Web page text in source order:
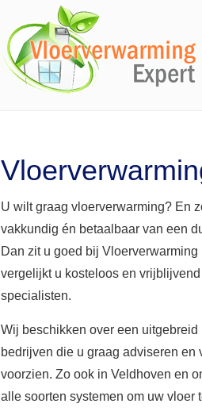
U wilt graag vloerverwarming? En
vakkundig én betaalbaar van een
Dan zit u goed bij Vloerverwarming
vergelijkt u kosteloos en
specialisten.
Wij beschikken over een
bedrijven die u graag adviseren en
voorzien. Zo ook in Veldhoven en
alle soorten systemen om uw vloer